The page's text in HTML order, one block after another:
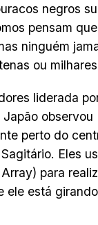
negros
pensam
ninguém
ou
liderada
perto do
Eles
para
ele está